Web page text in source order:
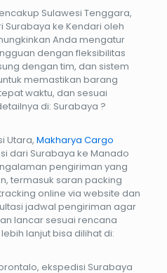
Sulawesi Tenggara,
Surabaya ke Kendari oleh
Anda mengatur
dengan fleksibilitas
dengan tim, dan sistem
memastikan barang
waktu, dan sesuai
di: Surabaya ?
Utara, Makharya Cargo
dari Surabaya ke Manado
pengiriman yang
termasuk saran packing
online via website dan
jadwal pengiriman agar
lancar sesuai rencana
lanjut bisa dilihat di:
ekspedisi Surabaya